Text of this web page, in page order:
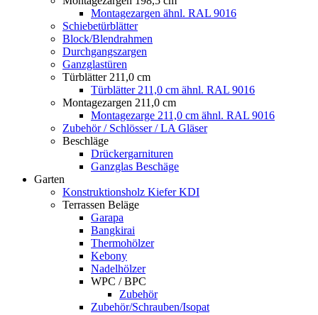
Montagezargen ähnl. RAL 9016
Schiebetürblätter
Block/Blendrahmen
Durchgangszargen
Ganzglastüren
Türblätter 211,0 cm
Türblätter 211,0 cm ähnl. RAL 9016
Montagezargen 211,0 cm
Montagezarge 211,0 cm ähnl. RAL 9016
Zubehör / Schlösser / LA Gläser
Beschläge
Drückergarnituren
Ganzglas Beschäge
Garten
Konstruktionsholz Kiefer KDI
Terrassen Beläge
Garapa
Bangkirai
Thermohölzer
Kebony
Nadelhölzer
WPC / BPC
Zubehör
Zubehör/Schrauben/Isopat